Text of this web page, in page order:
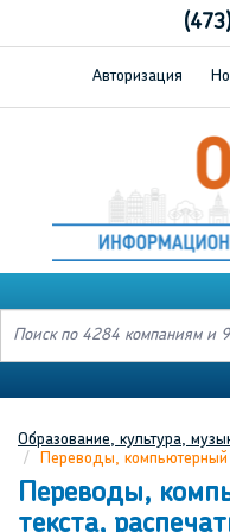
(473)
Авторизация
Образование, культура,
Переводы, компьютерный
Переводы,
текста,